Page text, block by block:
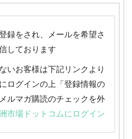
録をされ、メールを希望さ
しております
いお客様は下記リンクより
ログインの上「登録情報の
ルマガ購読のチェックを外
市場ドットコムにログイン